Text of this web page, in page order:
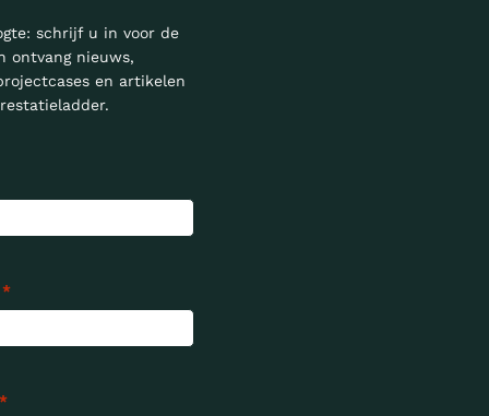
schrijf u in voor de
ontvang nieuws,
en artikelen
*